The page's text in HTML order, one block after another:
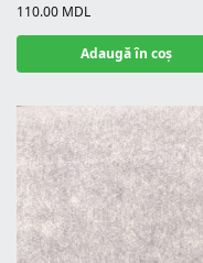
110.00 MDL
Adaugă în coș